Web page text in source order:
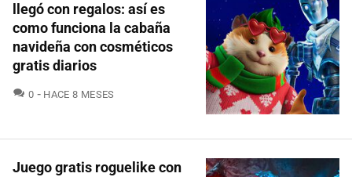
llegó con regalos: así es
como funciona la cabaña
navideña con cosméticos
gratis diarios
0 COMENTARIOS
HACE 8 MESES
Juego gratis roguelike con